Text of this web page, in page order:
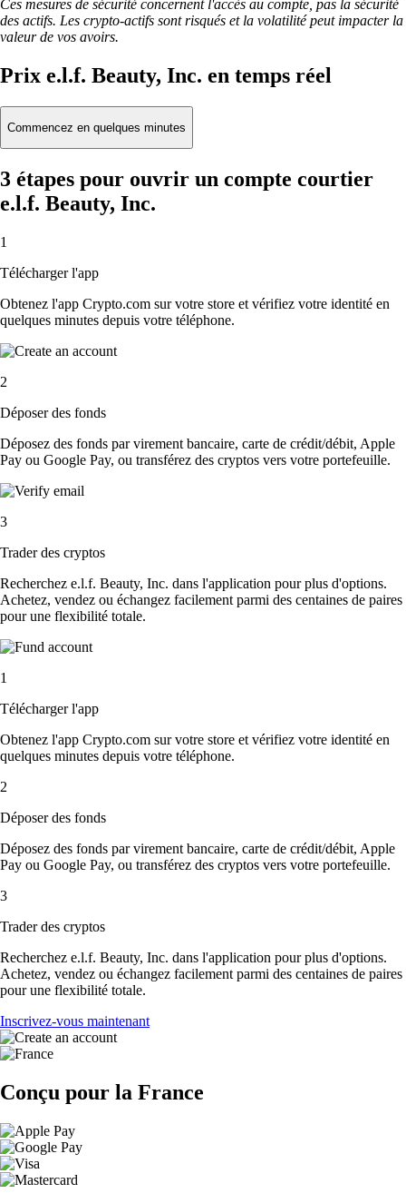
Ces mesures de sécurité concernent l'accès au compte, pas la sécurité
des actifs. Les crypto-actifs sont risqués et la volatilité peut impacter la
valeur de vos avoirs.
Prix e.l.f. Beauty, Inc. en temps réel
Commencez en quelques minutes
3 étapes pour ouvrir un compte courtier
e.l.f. Beauty, Inc.
1
Télécharger l'app
Obtenez l'app Crypto.com sur votre store et vérifiez votre identité en
quelques minutes depuis votre téléphone.
2
Déposer des fonds
Déposez des fonds par virement bancaire, carte de crédit/débit, Apple
Pay ou Google Pay, ou transférez des cryptos vers votre portefeuille.
3
Trader des cryptos
Recherchez e.l.f. Beauty, Inc. dans l'application pour plus d'options.
Achetez, vendez ou échangez facilement parmi des centaines de paires
pour une flexibilité totale.
1
Télécharger l'app
Obtenez l'app Crypto.com sur votre store et vérifiez votre identité en
quelques minutes depuis votre téléphone.
2
Déposer des fonds
Déposez des fonds par virement bancaire, carte de crédit/débit, Apple
Pay ou Google Pay, ou transférez des cryptos vers votre portefeuille.
3
Trader des cryptos
Recherchez e.l.f. Beauty, Inc. dans l'application pour plus d'options.
Achetez, vendez ou échangez facilement parmi des centaines de paires
pour une flexibilité totale.
Inscrivez-vous maintenant
Conçu pour la France